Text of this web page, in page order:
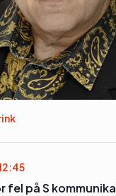
fel på S